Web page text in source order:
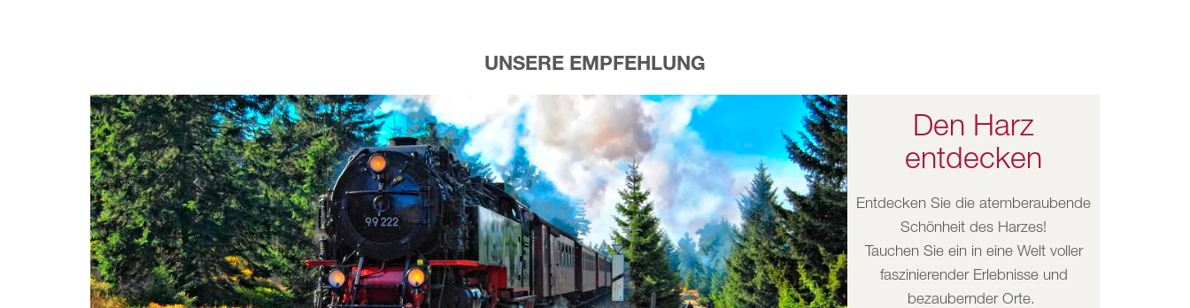
UNSERE EMPFEHLUNG
Den Harz
entdecken
Entdecken Sie die atemberaubende
Schönheit des Harzes!
Tauchen Sie ein in eine Welt voller
faszinierender Erlebnisse und
bezaubernder Orte.